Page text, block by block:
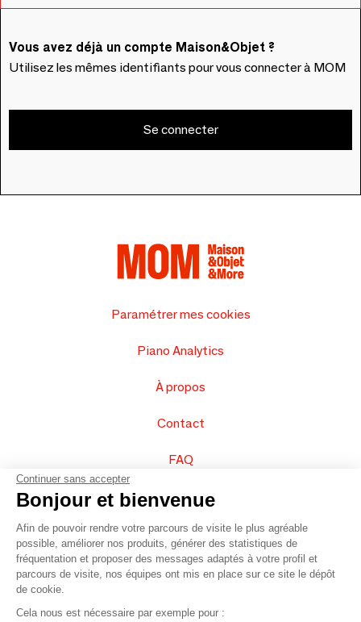
Vous avez déjà un compte Maison&Objet ?
Utilisez les mêmes identifiants pour vous connecter à MOM
Se connecter
Paramétrer mes cookies
Piano Analytics
À propos
Contact
FAQ
Vendez vos produits
Plan du site
© 2016 –Organisation SAFI
Continuer sans accepter
Bonjour et bienvenue
Afin de pouvoir rendre votre parcours de visite le plus agréable
possible, améliorer nos produits, générer des statistiques de
fréquentation et proposer des messages adaptés à votre profil et
parcours de visite, nos équipes ont mis en place sur ce site le dépôt
de cookie.
Cela nous est nécessaire par exemple pour :